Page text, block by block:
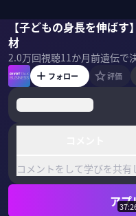
【子どもの身長を伸ば
材
2.0万回視聴11か月前
田邊雄小手森千紗
フォロー 評価
コメントをして学びを共有
アプ